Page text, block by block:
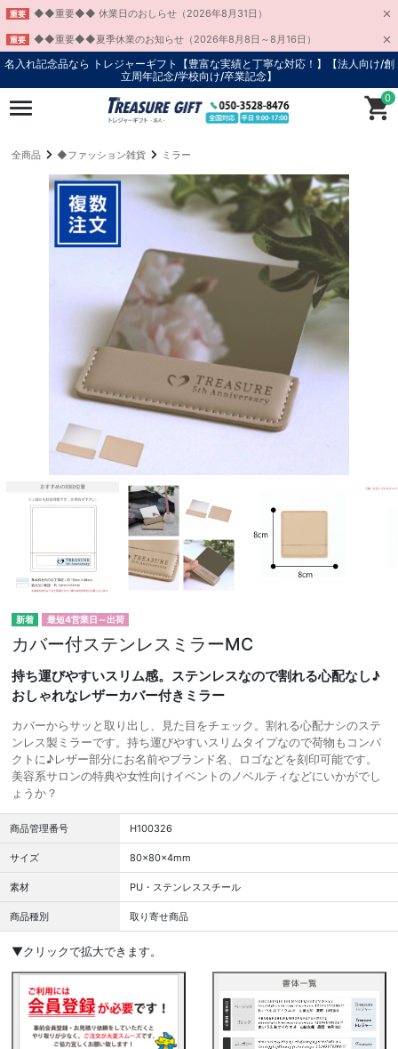
重要 ◆◆重要◆◆ 休業日のおしらせ（2026年8月31日）
重要
◆◆重要◆◆夏季休業のお知らせ（2026年8月8日～8月16日）
名入れ記念品なら トレジャーギフト【豊富な実績と丁寧な対応！】
【法人向け/創
立周年記念/学校向け/卒業記念】
0
全商品 ◆ファッション雑貨 ミラー
最短4営業日～出荷
カバー付ステンレスミラーMC
持ち運びやすいスリム感。ステンレスなので割れる心配なし♪
おしゃれなレザーカバー付きミラー
カバーからサッと取り出し、見た目をチェック。割れる心配ナシのステ
ンレス製ミラーです。持ち運びやすいスリムタイプなので荷物もコンパ
クトに♪レザー部分にお名前やブランド名、ロゴなどを刻印可能です。
美容系サロンの特典や女性向けイベントのノベルティなどにいかがでし
ょうか？
商品管理番号 H100326
サイズ 80×80×4mm
素材 PU・ステンレススチール
商品種別 取り寄せ商品
▼クリックで拡大できます。